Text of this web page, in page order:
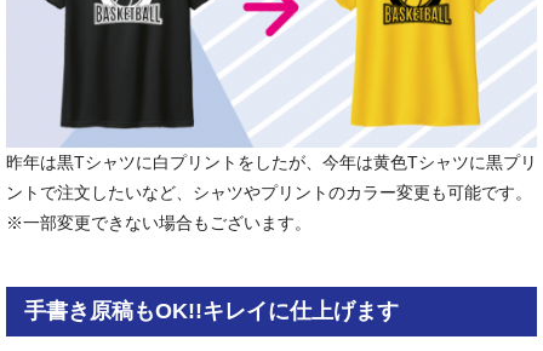
昨年は黒Tシャツに白プリントをしたが、今年は黄色Tシャツに黒プリ
ントで注文したいなど、シャツやプリントのカラー変更も可能です。
※一部変更できない場合もございます。
手書き原稿もOK!!キレイに仕上げます